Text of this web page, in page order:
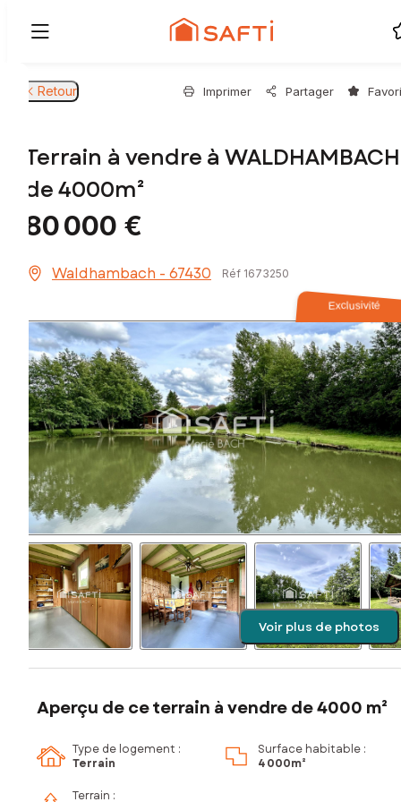
Retour Imprimer Partager
Terrain à vendre à WALDHAMBACH
de 4000m²
80 000 €
Waldhambach - 67430 Réf 1673250
Exclusivité
Voir plus de photos
Aperçu de ce terrain à vendre de 4000 m²
Type de logement :
Terrain
Surface habitable :
4 000m²
Terrain :